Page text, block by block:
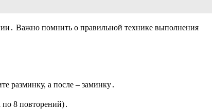
Важно помнить о правильной технике выполнения
разминку, а после – заминку․
8 повторений)․